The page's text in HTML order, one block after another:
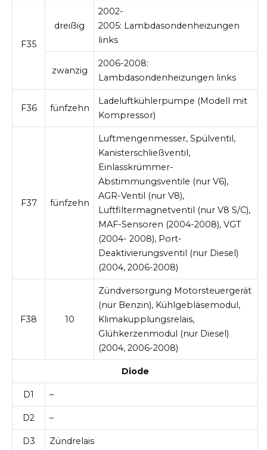
F35
dreißig
2002-
2005: Lambdasondenheizungen
links
zwanzig
2006-2008:
Lambdasondenheizungen links
F36 fünfzehn
Ladeluftkühlerpumpe (Modell mit
Kompressor)
F37 fünfzehn
Luftmengenmesser, Spülventil,
Kanisterschließventil,
Einlasskrümmer-
Abstimmungsventile (nur V6),
AGR-Ventil (nur V8),
Luftfiltermagnetventil (nur V8 S/C),
MAF-Sensoren (2004-2008), VGT
(2004- 2008), Port-
Deaktivierungsventil (nur Diesel)
(2004, 2006-2008)
F38 10
Zündversorgung Motorsteuergerät
(nur Benzin), Kühlgebläsemodul,
Klimakupplungsrelais,
Glühkerzenmodul (nur Diesel)
(2004, 2006-2008)
Diode
D1 –
D2 –
D3 Zündrelais